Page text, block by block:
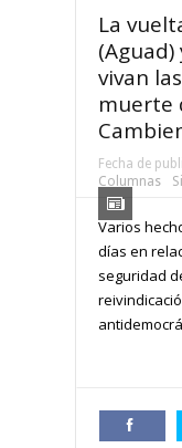
La
vivan
muerte
Fecha de
Columnas
Varios
días en
seguridad